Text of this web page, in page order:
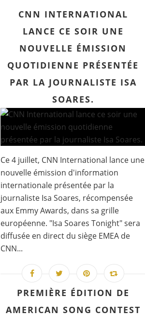
CNN INTERNATIONAL
LANCE CE SOIR UNE
NOUVELLE ÉMISSION
QUOTIDIENNE PRÉSENTÉE
PAR LA JOURNALISTE ISA
SOARES.
Ce 4 juillet, CNN International lance une
nouvelle émission d'information
internationale présentée par la
journaliste Isa Soares, récompensée
aux Emmy Awards, dans sa grille
européenne. "Isa Soares Tonight" sera
diffusée en direct du siège EMEA de
CNN...
PREMIÈRE ÉDITION DE
AMERICAN SONG CONTEST